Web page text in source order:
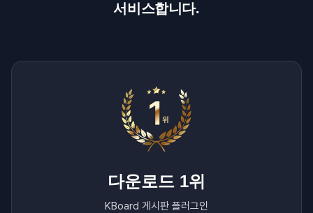
서비스합니다.
다운로드 1위
KBoard 게시판 플러그인